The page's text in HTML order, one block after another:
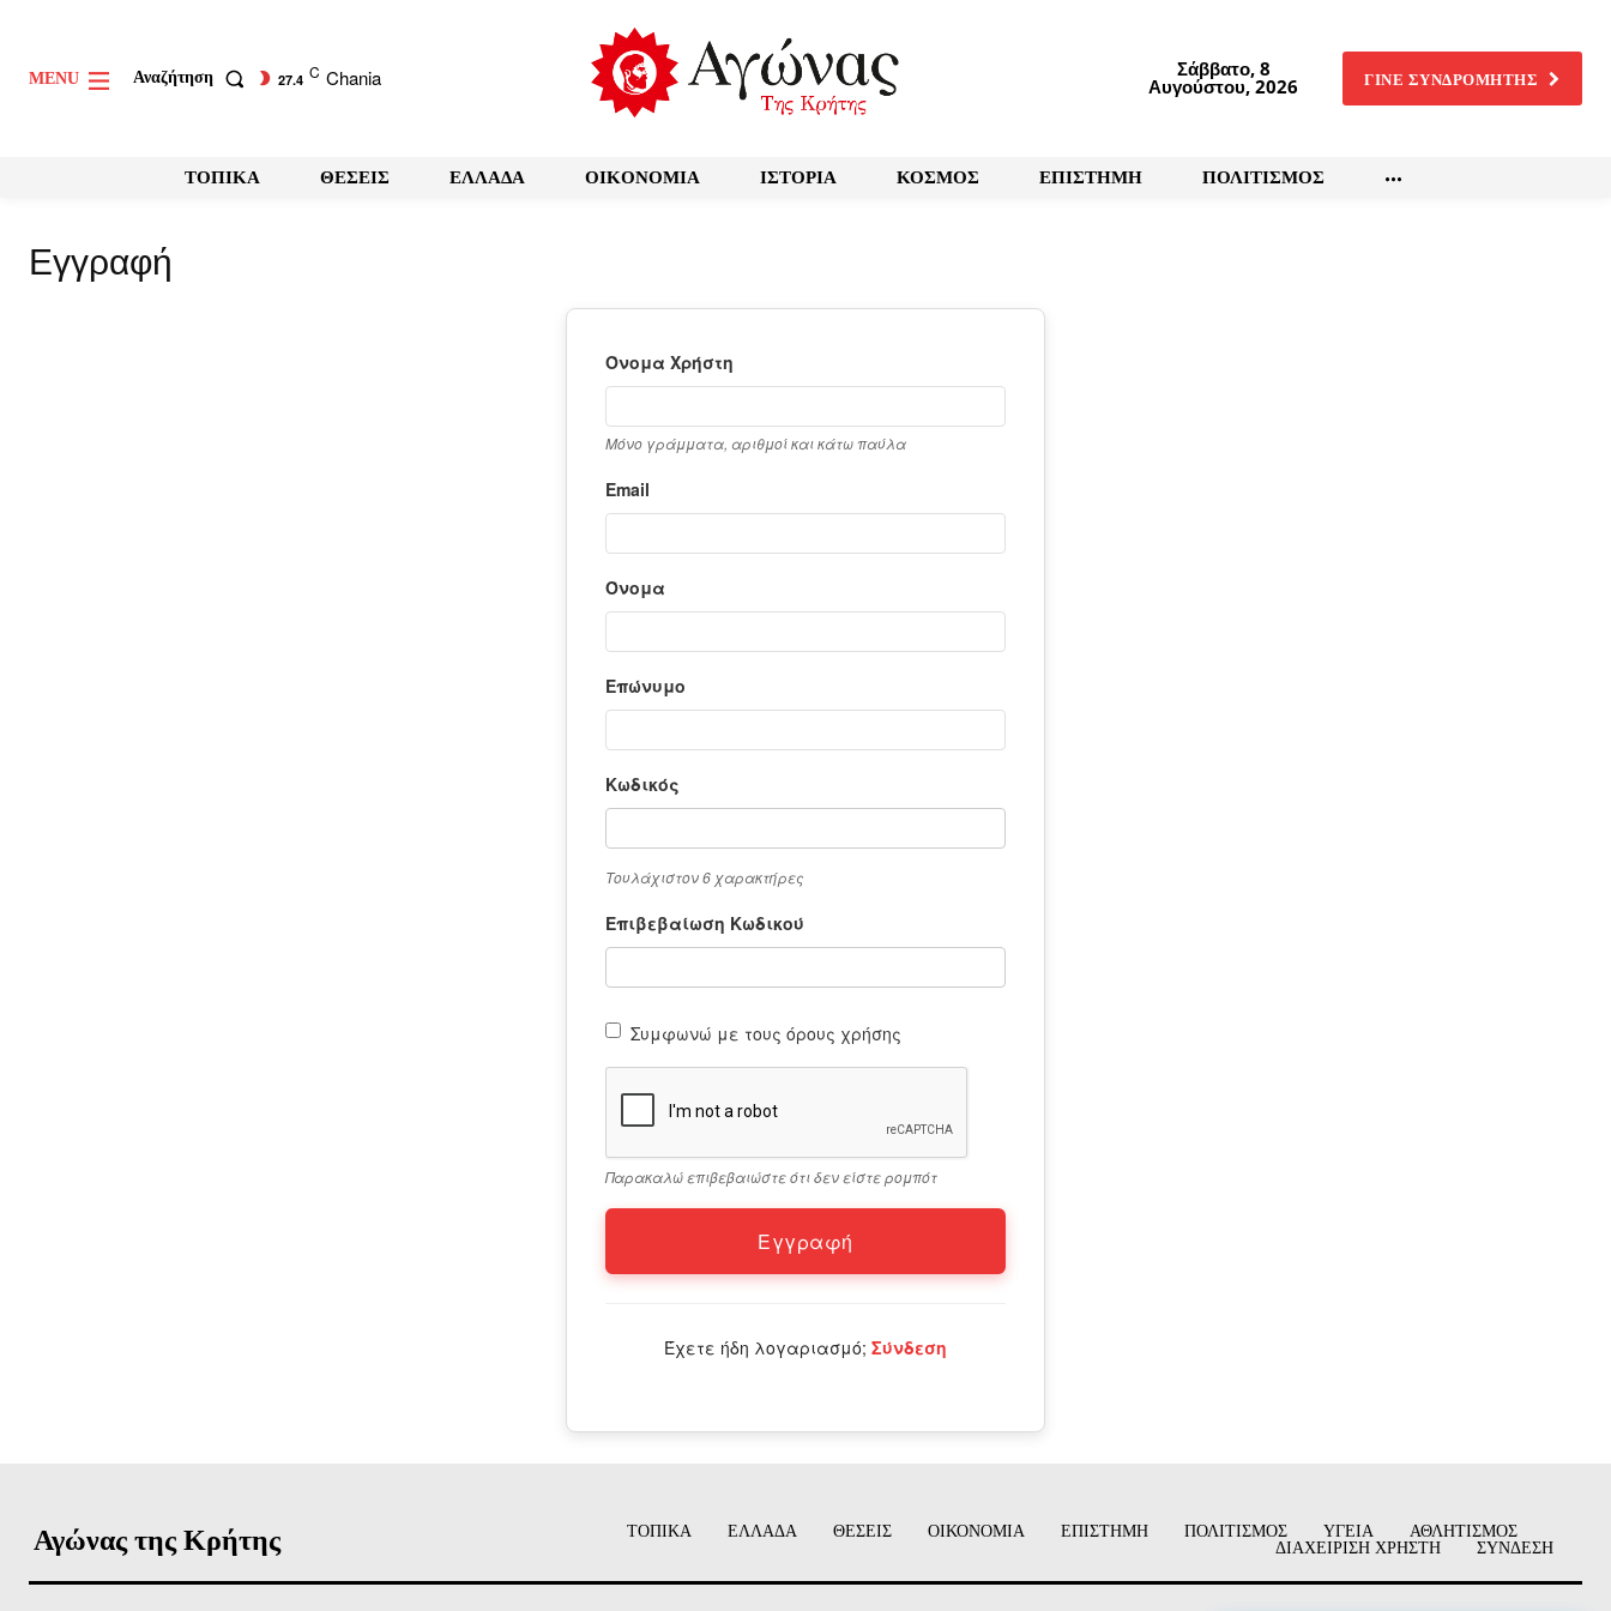
Καθημερινή Μαχητική
Αγώνας της Κρήτης
Ποιοι είμαστε
Στείλτε το άρθρο σας | Κάντε μια δωρεά
MENU Αναζήτηση 27.4 C Chania Σάββατο, 8
Αυγούστου, 2026 ΓΙΝΕ ΣΥΝΔΡΟΜΗΤΗΣ
ΤΟΠΙΚΑ ΘΕΣΕΙΣ ΕΛΛΑΔΑ OIKONOMIA ΙΣΤΟΡΙΑ ΚΟΣΜΟΣ ΕΠΙΣΤΗΜΗ ΠΟΛΙΤΙΣΜΟΣ
Εγγραφή
Όνομα Χρήστη
Μόνο γράμματα, αριθμοί και κάτω παύλα
Email
Όνομα
Επώνυμο
Κωδικός
Τουλάχιστον 6 χαρακτήρες
Επιβεβαίωση Κωδικού
Συμφωνώ με τους όρους χρήσης
Παρακαλώ επιβεβαιώστε ότι δεν είστε ρομπότ
Εγγραφή
Έχετε ήδη λογαριασμό; Σύνδεση
Αγώνας της Κρήτης ΤΟΠΙΚΑ ΕΛΛΑΔΑ ΘΕΣΕΙΣ ΟΙΚΟΝΟΜΙΑ ΕΠΙΣΤΗΜΗ ΠΟΛΙΤΙΣΜΟΣ ΥΓΕΙΑ
ΑΘΛΗΤΙΣΜΟΣ
ΔΙΑΧΕΙΡΙΣΗ ΧΡΗΣΤΗ
ΣΥΝΔΕΣΗ